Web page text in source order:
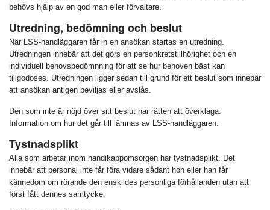
behövs hjälp av en god man eller förvaltare.
Utredning, bedömning och beslut
När LSS-handläggaren får in en ansökan startas en utredning.
Utredningen innebär att det görs en personkretstillhörighet och en
individuell behovsbedömnning för att se hur behoven bäst kan
tillgodoses. Utredningen ligger sedan till grund för ett beslut som innebär
att ansökan antigen beviljas eller avslås.
Den som inte är nöjd över sitt beslut har rätten att överklaga.
Information om hur det går till lämnas av LSS-handläggaren.
Tystnadsplikt
Alla som arbetar inom handikappomsorgen har tystnadsplikt. Det
innebär att personal inte får föra vidare sådant hon eller han får
kännedom om rörande den enskildes personliga förhållanden utan att
först fått dennes samtycke.